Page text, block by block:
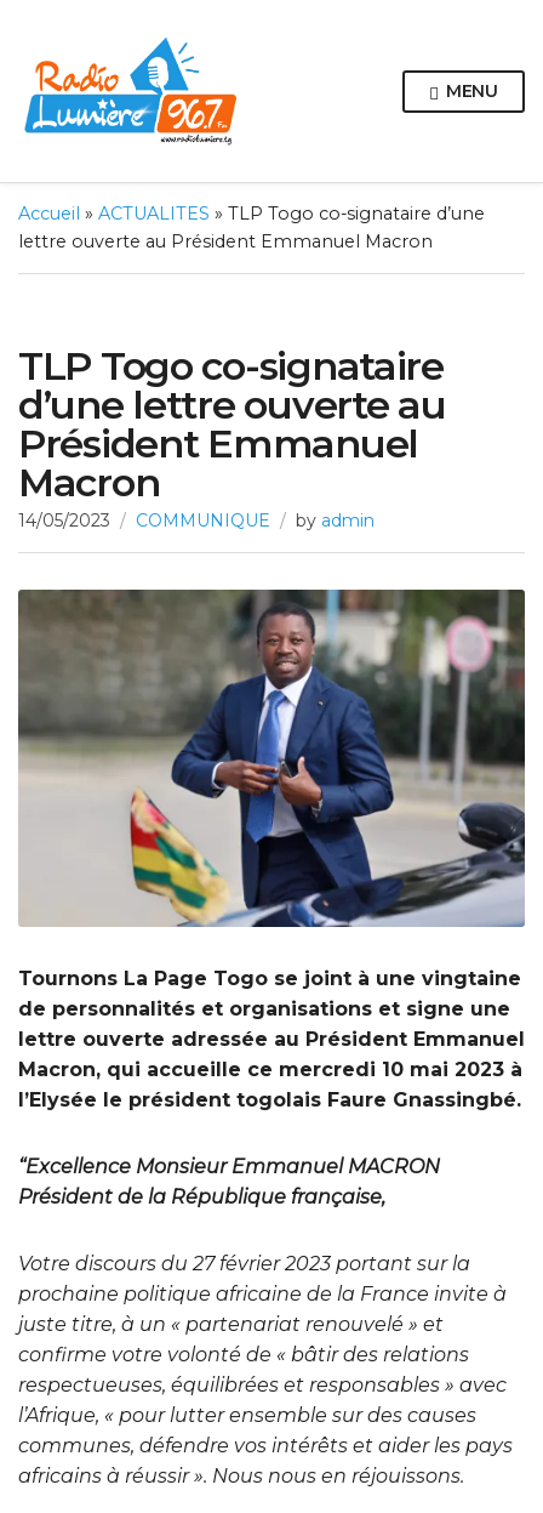
MENU
Accueil » ACTUALITES » TLP Togo co-signataire d’une
lettre ouverte au Président Emmanuel Macron
TLP Togo co-signataire
d’une lettre ouverte au
Président Emmanuel
Macron
14/05/2023 COMMUNIQUE by admin
Tournons La Page Togo se joint à une vingtaine
de personnalités et organisations et signe une
lettre ouverte adressée au Président Emmanuel
Macron, qui accueille ce mercredi 10 mai 2023 à
l’Elysée le président togolais Faure Gnassingbé.
“Excellence Monsieur Emmanuel MACRON
Président de la République française,
Votre discours du 27 février 2023 portant sur la
prochaine politique africaine de la France invite à
juste titre, à un « partenariat renouvelé » et
confirme votre volonté de « bâtir des relations
respectueuses, équilibrées et responsables » avec
l’Afrique, « pour lutter ensemble sur des causes
communes, défendre vos intérêts et aider les pays
africains à réussir ». Nous nous en réjouissons.